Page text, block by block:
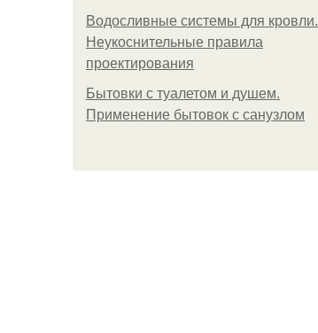
Водосливные системы для кровли.
Неукоснительные правила
проектирования
Бытовки с туалетом и душем.
Применение бытовок с санузлом